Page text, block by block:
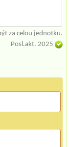
za celou jednotku.
Posl.akt. 2025